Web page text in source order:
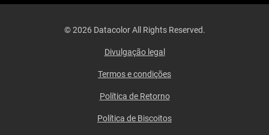
© 2026 Datacolor All Rights Reserved.
Divulgação legal
Termos e condições
Política de Retorno
Política de Biscoitos